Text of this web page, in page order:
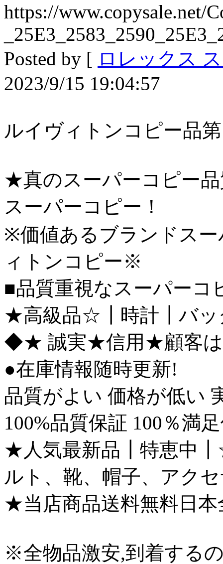
https://www.copysale.net/
Posted by [ ロレックス
2023/9/15 19:04:57
ルイヴィトンコピー品
★真のスーパーコピー
スーパーコピー！
※価値あるブランドス
ィトンコピー※
■品質重視なスーパーコ
★高級品☆┃時計┃バ
◆★ 誠実★信用★顧客は
●在庫情報随時更新!
品質がよい 価格が低い
100%品質保証 100％満
★人気最新品┃特恵中
ルト、靴、帽子、アク
★当店商品送料無料日本
※全物品激安,到着する